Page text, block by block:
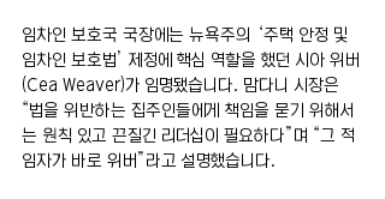
임차인 보호국 국장에는 뉴욕주의 ‘주택 안정 및
임차인 보호법’ 제정에 핵심 역할을 했던 시아 위버
(Cea Weaver)가 임명됐습니다. 맘다니 시장은
“법을 위반하는 집주인들에게 책임을 묻기 위해서
는 원칙 있고 끈질긴 리더십이 필요하다”며 “그 적
임자가 바로 위버”라고 설명했습니다.